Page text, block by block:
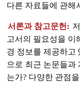
다른 자료들에 관해
서론과 참고문헌:
고서의 필요성을 이
경 정보를 제공하고
으로 최근 논문들과
는가? 다양한 관점